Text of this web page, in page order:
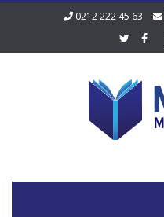
0212 222 45 63